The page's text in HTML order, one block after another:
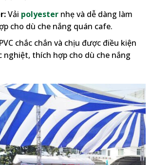
Vải polyester nhẹ và dễ dàng làm
cho dù che nắng quán cafe.
chắc chắn và chịu được điều kiện
thích hợp cho dù che nắng